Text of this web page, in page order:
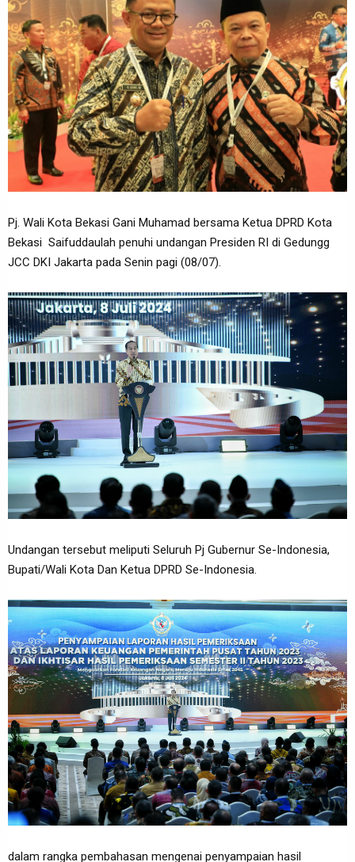
Pj. Wali Kota Bekasi Gani Muhamad bersama Ketua DPRD Kota
Bekasi Saifuddaulah penuhi undangan Presiden RI di Gedungg
JCC DKI Jakarta pada Senin pagi (08/07).
Undangan tersebut meliputi Seluruh Pj Gubernur Se-Indonesia,
Bupati/Wali Kota Dan Ketua DPRD Se-Indonesia.
dalam rangka pembahasan mengenai penyampaian hasil